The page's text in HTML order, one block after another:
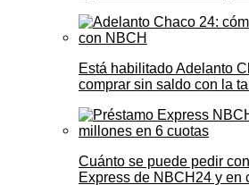
Está habilitado Adelanto
comprar sin saldo con la
Cuánto se puede pedir
Express de NBCH24 y en